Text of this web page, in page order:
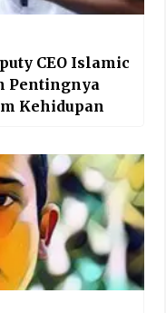
CEO Islamic
Pentingnya
Kehidupan